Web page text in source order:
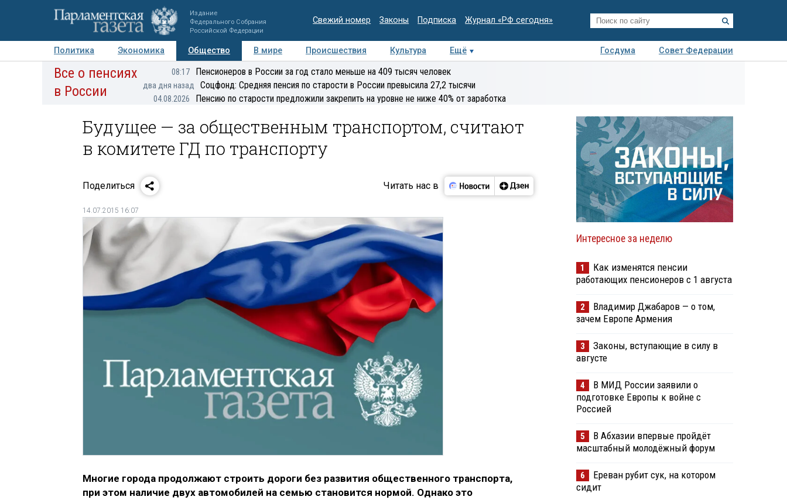
Издание
Федерального Собрания
Российской Федерации
Свежий номер Законы Подписка Журнал «РФ сегодня»
Политика Экономика Общество В мире Происшествия Культура Ещё Госдума
Совет Федерации
Авторы Персоны Мнения Регионы Медиацентр Интервью Колумнисты
Все о пенсиях
в России
08:17 Пенсионеров в России за год стало меньше на 409 тысяч человек
два дня назад Соцфонд: Средняя пенсия по старости в России превысила 27,2 тысячи
04.08.2026 Пенсию по старости предложили закрепить на уровне не ниже 40% от заработка
Будущее — за общественным транспортом, считают
в комитете ГД по транспорту
Поделиться Читать нас в
14.07.2015 16:07
Многие города продолжают строить дороги без развития общественного транспорта,
при этом наличие двух автомобилей на семью становится нормой. Однако это
Интересное за неделю
1
Как изменятся пенсии
работающих пенсионеров с 1 августа
2
Владимир Джабаров — о том,
зачем Европе Армения
3
Законы, вступающие в силу в
августе
4
В МИД России заявили о
подготовке Европы к войне с
Россией
5
В Абхазии впервые пройдёт
масштабный молодёжный форум
6
Ереван рубит сук, на котором
сидит